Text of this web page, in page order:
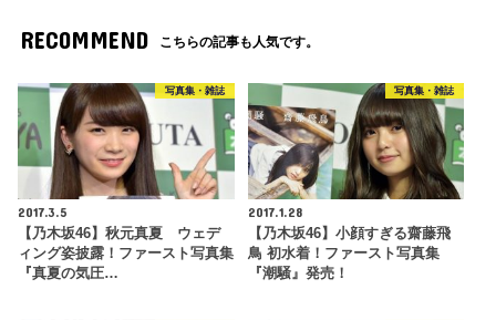
RECOMMEND こちらの記事も人気です。
写真集・雑誌
2017.3.5
【乃木坂46】秋元真夏 ウェデ
ィング姿披露！ファースト写真集
『真夏の気圧…
写真集・雑誌
2017.1.28
【乃木坂46】小顔すぎる齋藤飛
鳥 初水着！ファースト写真集
『潮騒』発売！